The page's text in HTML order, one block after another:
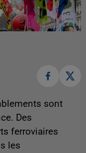
sont
Des
ferroviaires
les